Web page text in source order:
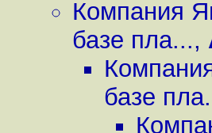
Компания
базе пла...,
базе